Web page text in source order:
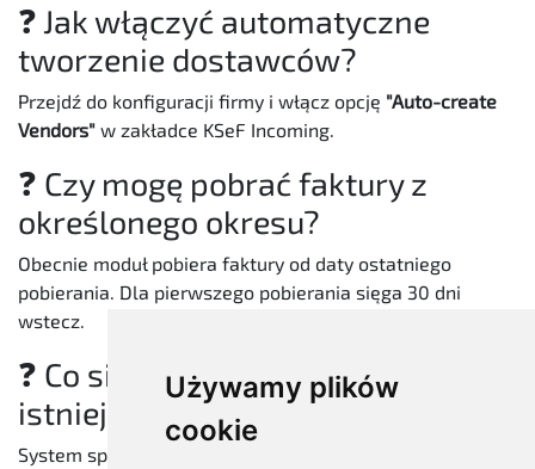
Używamy plików
cookie
❓ Jak włączyć automatyczne
tworzenie dostawców?
Przejdź do konfiguracji firmy i włącz opcję "Auto-create
Vendors" w zakładce KSeF Incoming.
❓ Czy mogę pobrać faktury z
określonego okresu?
Obecnie moduł pobiera faktury od daty ostatniego
pobierania. Dla pierwszego pobierania sięga 30 dni
wstecz.
❓ Co się stanie jeśli faktura już
istnieje?
System sprawdza duplikaty po numerze KSeF - ta sama